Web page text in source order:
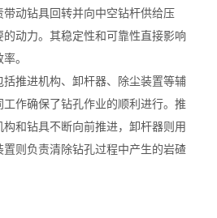
动钻具回转并向中空钻杆供给压
动力。其稳定性和可靠性直接影响
。
推进机构、卸杆器、除尘装置等辅
作确保了钻孔作业的顺利进行。推
和钻具不断向前推进，卸杆器则用
则负责清除钻孔过程中产生的岩碴